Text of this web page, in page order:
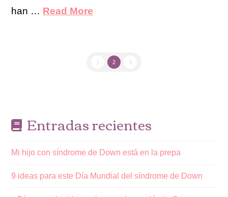
han … Read More
1 2 3
Entradas recientes
Mi hijo con síndrome de Down está en la prepa
9 ideas para este Día Mundial del síndrome de Down